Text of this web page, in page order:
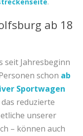
ab 18
seit Jahresbeginn
schon ab
Sportwagen
reduzierte
unserer
– können auch